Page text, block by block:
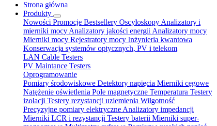
Strona główna
Produkty
Nowości Promocje Bestsellery Oscyloskopy Analizatory i
mierniki mocy Analizatory jakości energii Analizatory mocy
Mierniki mocy Rejestratory mocy Inżynieria kwantowa
Konserwacja systemów optycznych, PV i telekom
LAN Cable Testers
PV Maintance Testers
Oprogramowanie
Pomiary środowiskowe Detektory napięcia Mierniki cęgowe
Natężenie oświetlenia Pole magnetyczne Temperatura Testery
izolacji Testery rezystancji uziemienia Wilgotność
Precyzyjne pomiary elektryczne Analizatory impedancji
Mierniki LCR i rezystancji Testery baterii Mierniki super-